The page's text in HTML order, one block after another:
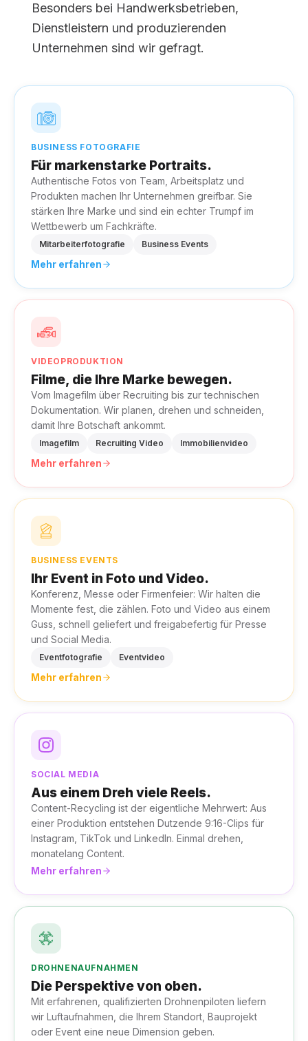
Besonders bei Handwerksbetrieben,
Dienstleistern und produzierenden
Unternehmen sind wir gefragt.
BUSINESS FOTOGRAFIE
Für markenstarke Portraits.
Authentische Fotos von Team, Arbeitsplatz und
Produkten machen Ihr Unternehmen greifbar. Sie
stärken Ihre Marke und sind ein echter Trumpf im
Wettbewerb um Fachkräfte.
Mitarbeiterfotografie Business Events
Mehr erfahren
VIDEOPRODUKTION
Filme, die Ihre Marke bewegen.
Vom Imagefilm über Recruiting bis zur technischen
Dokumentation. Wir planen, drehen und schneiden,
damit Ihre Botschaft ankommt.
Imagefilm Recruiting Video Immobilienvideo
Mehr erfahren
BUSINESS EVENTS
Ihr Event in Foto und Video.
Konferenz, Messe oder Firmenfeier: Wir halten die
Momente fest, die zählen. Foto und Video aus einem
Guss, schnell geliefert und freigabefertig für Presse
und Social Media.
Eventfotografie Eventvideo
Mehr erfahren
SOCIAL MEDIA
Aus einem Dreh viele Reels.
Content-Recycling ist der eigentliche Mehrwert: Aus
einer Produktion entstehen Dutzende 9:16-Clips für
Instagram, TikTok und LinkedIn. Einmal drehen,
monatelang Content.
Mehr erfahren
DROHNENAUFNAHMEN
Die Perspektive von oben.
Mit erfahrenen, qualifizierten Drohnenpiloten liefern
wir Luftaufnahmen, die Ihrem Standort, Bauprojekt
oder Event eine neue Dimension geben.